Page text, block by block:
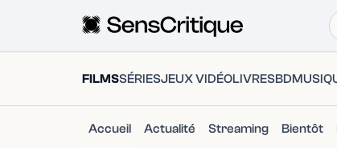
FILMSSÉRIESJEUX VIDÉOLIVRESBD
Accueil Actualité Streaming Bientôt